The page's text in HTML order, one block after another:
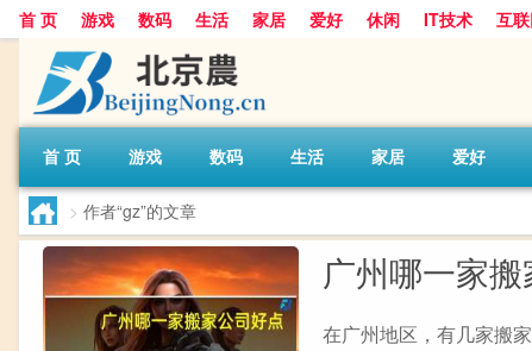
首 页 游戏 数码 生活 家居 爱好 休闲 IT技术 互
首 页 游戏 数码 生活 家居 爱好
> 作者“gz”的文章
广州哪一家
在广州地区，有几家搬